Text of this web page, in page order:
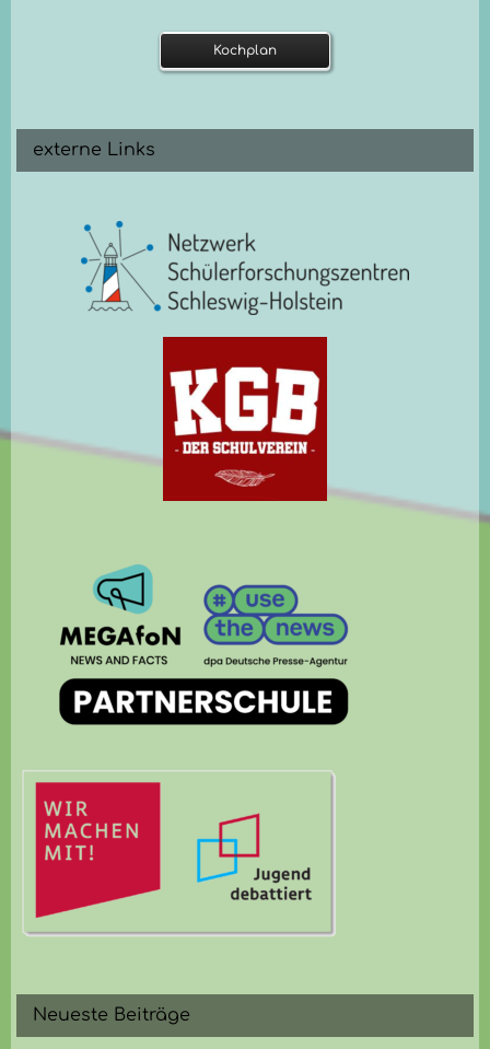
Kochplan
externe Links
Neueste Beiträge